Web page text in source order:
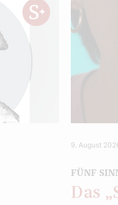
9. August
FÜNF
Das